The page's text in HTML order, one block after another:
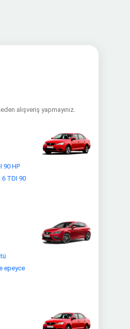
alışveriş yapmayınız.
90 HP
TDI 90
epeyce